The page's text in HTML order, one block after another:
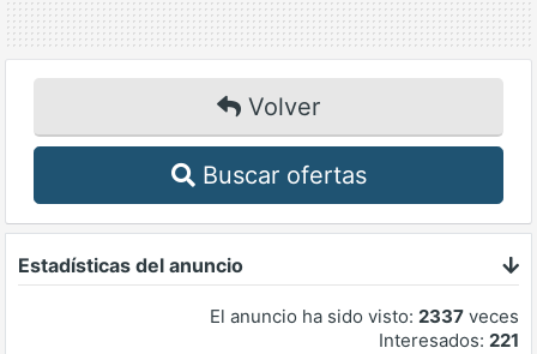
Volver
Buscar ofertas
Estadísticas del anuncio
El anuncio ha sido visto: 2337 veces
Interesados: 221